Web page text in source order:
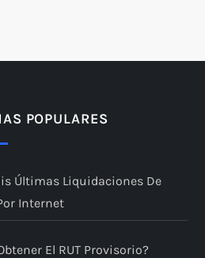
POPULARES
Últimas Liquidaciones De
Internet
El RUT Provisorio?